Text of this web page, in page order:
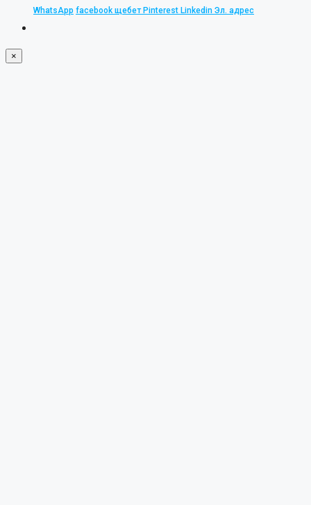
WhatsApp facebook щебетPinterest Linkedin Эл. адрес
×